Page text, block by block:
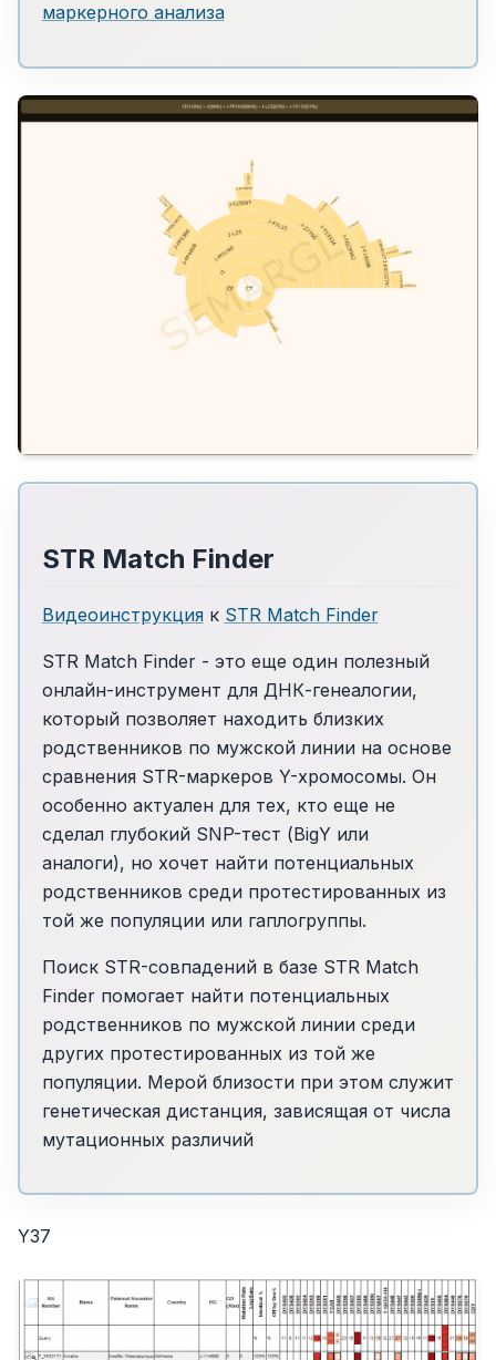
маркерного анализа
STR Match Finder
Видеоинструкцияк STR Match Finder
STR Match Finder - это еще один полезный
онлайн-инструмент для ДНК-генеалогии,
который позволяет находить близких
родственников по мужской линии на основе
сравнения STR-маркеров Y-хромосомы. Он
особенно актуален для тех, кто еще не
сделал глубокий SNP-тест (BigY или
аналоги), но хочет найти потенциальных
родственников среди протестированных из
той же популяции или гаплогруппы.
Поиск STR-совпадений в базе STR Match
Finder помогает найти потенциальных
родственников по мужской линии среди
других протестированных из той же
популяции. Мерой близости при этом служит
генетическая дистанция, зависящая от числа
мутационных различий
Y37